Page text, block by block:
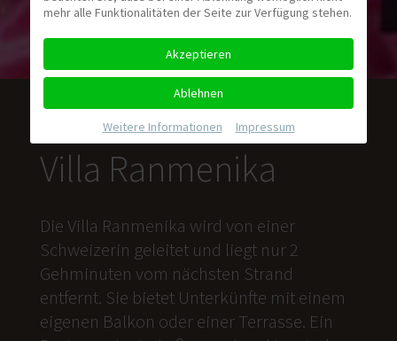
Villa Ranmenika
Die Villa Ranmenika wird von einer
Schweizerin geleitet und liegt nur 2
Gehminuten vom nächsten Strand
entfernt. Sie bietet Unterkünfte mit einem
eigenen Balkon oder einer Terrasse. Ein
mehr alle Funktionalitäten der Seite zur Verfügung stehen.
Akzeptieren
Ablehnen
Weitere Informationen Impressum